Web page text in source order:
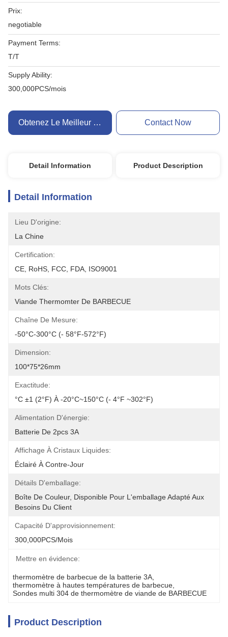
Prix:
negotiable
Payment Terms:
T/T
Supply Ability:
300,000PCS/mois
Obtenez Le Meilleur Prix Contact Now
Detail Information Product Description
Detail Information
Lieu D'origine:
La Chine
Certification:
CE, RoHS, FCC, FDA, ISO9001
Mots Clés:
Viande Thermomter De BARBECUE
Chaîne De Mesure:
-50°C-300°C (- 58°F-572°F)
Dimension:
100*75*26mm
Exactitude:
°C ±1 (2°F) À -20°C~150°C (- 4°F ~302°F)
Alimentation D'énergie:
Batterie De 2pcs 3A
Affichage À Cristaux Liquides:
Éclairé À Contre-Jour
Détails D'emballage:
Boîte De Couleur, Disponible Pour L'emballage Adapté Aux
Besoins Du Client
Capacité D'approvisionnement:
300,000PCS/mois
Mettre en évidence:
thermomètre de barbecue de la batterie 3A
thermomètre à hautes températures de barbecue
Sondes multi 304 de thermomètre de viande de BARBECUE
Product Description